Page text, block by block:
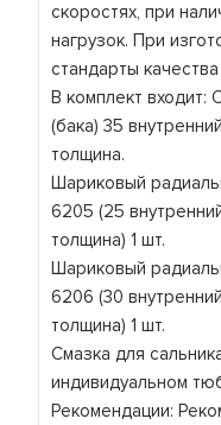
скоростях, при
нагрузок. При
стандарты
В комплект входит:
(бака) 35
толщина.
Шариковый
6205 (25
толщина) 1 шт.
Шариковый
6206 (30
толщина) 1 шт.
Смазка для
индивидуальном
Рекомендации: